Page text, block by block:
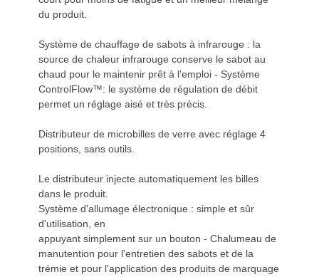
du produit.
Système de chauffage de sabots à infrarouge : la
source de chaleur infrarouge conserve le sabot au
chaud pour le maintenir prêt à l’emploi - Système
ControlFlow™: le système de régulation de débit
permet un réglage aisé et très précis.
Distributeur de microbilles de verre avec réglage 4
positions, sans outils.
Le distributeur injecte automatiquement les billes
dans le produit.
Système d'allumage électronique : simple et sûr
d'utilisation, en
appuyant simplement sur un bouton - Chalumeau de
manutention pour l'entretien des sabots et de la
trémie et pour l'application des produits de marquage